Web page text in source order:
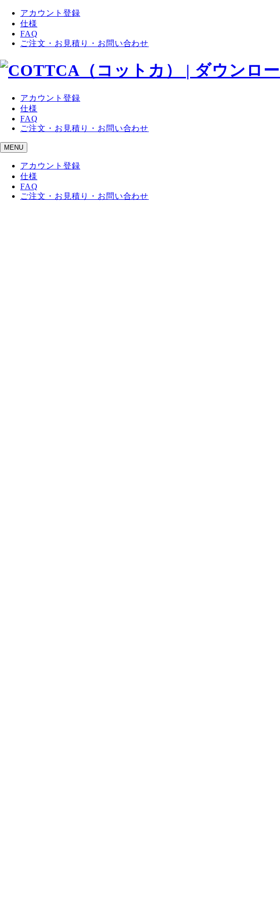
アカウント登録
仕様
FAQ
ご注文・お見積り・お問い合わせ
アカウント登録
仕様
FAQ
ご注文・お見積り・お問い合わせ
MENU
アカウント登録
仕様
FAQ
ご注文・お見積り・お問い合わせ